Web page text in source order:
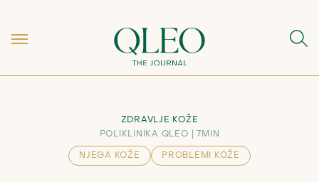
ZDRAVLJE KOŽE
POLIKLINIKA QLEO
7MIN
NJEGA KOŽE
PROBLEMI KOŽE